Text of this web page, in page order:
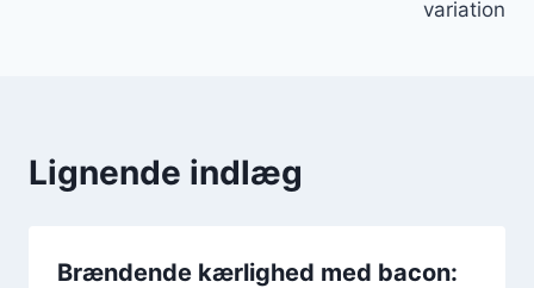
variation
Lignende indlæg
Brændende kærlighed med bacon: